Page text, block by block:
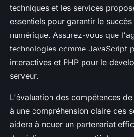
techniques et les services
essentiels pour garantir le
numérique. Assurez-vous que
technologies comme JavaScript
interactives et PHP pour le
serveur.
L'évaluation des compétences
à une compréhension claire des
aidera à nouer un partenariat